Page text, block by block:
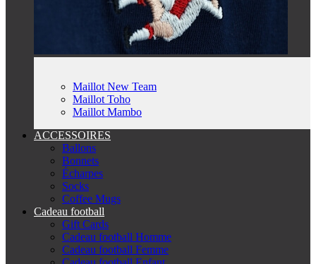
Maillot New Team
Maillot Toho
Maillot Mambo
ACCESSOIRES
Ballons
Bonnets
Écharpes
Socks
Coffee Mugs
Cadeau football
Gift Cards
Cadeau football Homme
Cadeau football Femme